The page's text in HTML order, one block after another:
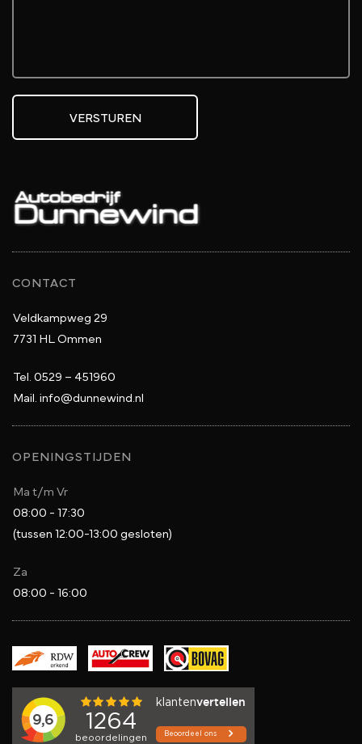
VERSTUREN
CONTACT
Veldkampweg 29
7731 HL Ommen
Tel. 0529 – 451960
Mail. info@dunnewind.nl
OPENINGSTIJDEN
Ma t/m Vr
08:00 - 17:30
(tussen 12:00-13:00 gesloten)
Za
08:00 - 16:00